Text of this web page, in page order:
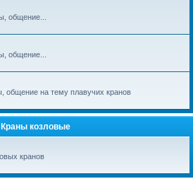
общение...
общение...
общение на тему плавучих кранов
Краны козловые
кранов